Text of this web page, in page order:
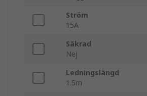
Ström
15A
Säkrad
Nej
Ledningslängd
1.5m